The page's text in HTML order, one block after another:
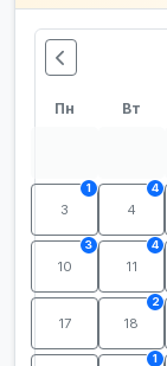
Пн Вт
3
1
4
4
10
3
11
4
17 18
2
1